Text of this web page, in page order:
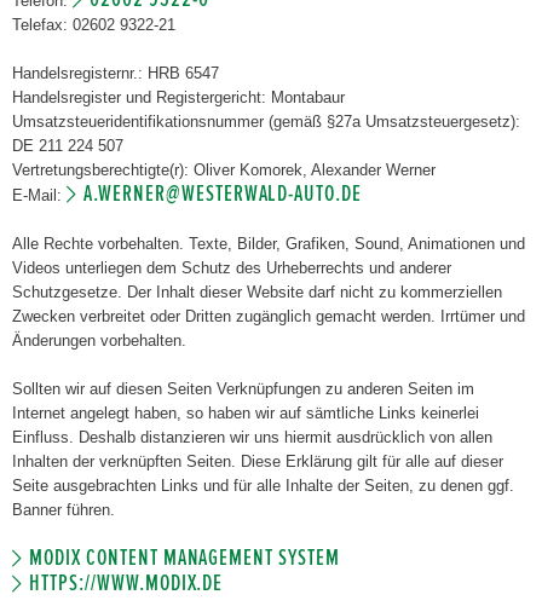
Telefax: 02602 9322-21
Handelsregisternr.: HRB 6547
Handelsregister und Registergericht: Montabaur
Umsatzsteueridentifikationsnummer (gemäß §27a Umsatzsteuergesetz):
DE 211 224 507
Vertretungsberechtigte(r): Oliver Komorek, Alexander Werner
E-Mail:
A.WERNER@WESTERWALD-AUTO.DE
Alle Rechte vorbehalten. Texte, Bilder, Grafiken, Sound, Animationen und
Videos unterliegen dem Schutz des Urheberrechts und anderer
Schutzgesetze. Der Inhalt dieser Website darf nicht zu kommerziellen
Zwecken verbreitet oder Dritten zugänglich gemacht werden. Irrtümer und
Änderungen vorbehalten.
Sollten wir auf diesen Seiten Verknüpfungen zu anderen Seiten im
Internet angelegt haben, so haben wir auf sämtliche Links keinerlei
Einfluss. Deshalb distanzieren wir uns hiermit ausdrücklich von allen
Inhalten der verknüpften Seiten. Diese Erklärung gilt für alle auf dieser
Seite ausgebrachten Links und für alle Inhalte der Seiten, zu denen ggf.
Banner führen.
MODIX CONTENT MANAGEMENT SYSTEM
HTTPS://WWW.MODIX.DE